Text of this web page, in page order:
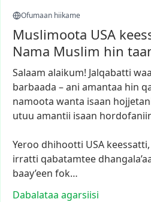
Ofumaan hiikame
Muslimoota USA
Nama Muslim hin
Salaam alaikum! Jalqabatti
barbaada –ani amantaa hin
namoota wanta isaan
utuu amantii isaan
Yeroo dhihootti USA keessatti,
irratti qabatamtee
baay’een fok…
Dabalataa agarsiisi